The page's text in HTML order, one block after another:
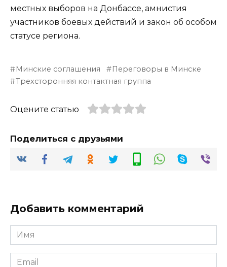
местных выборов на Донбассе, амнистия
участников боевых действий и закон об особом
статусе региона.
Минские соглашения
Переговоры в Минске
Трехсторонняя контактная группа
Оцените статью
Поделиться с друзьями
Добавить комментарий
Имя
*
Email